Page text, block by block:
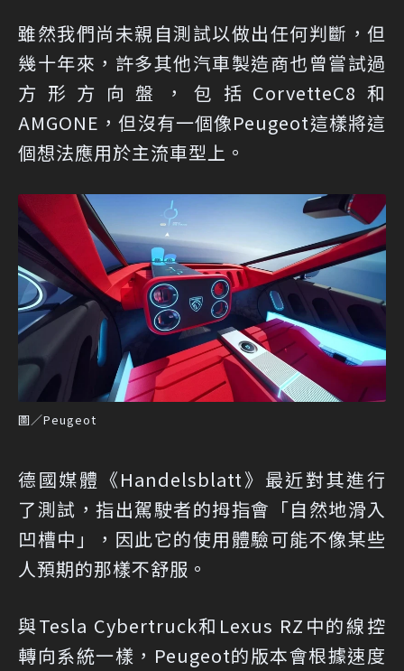
雖然我們尚未親自測試以做出任何判斷，但
幾十年來，許多其他汽車製造商也曾嘗試過
方形方向盤，包括CorvetteC8和
AMGONE，但沒有一個像Peugeot這樣將這
個想法應用於主流車型上。
圖／Peugeot
德國媒體《Handelsblatt》最近對其進行
了測試，指出駕駛者的拇指會「自然地滑入
凹槽中」，因此它的使用體驗可能不像某些
人預期的那樣不舒服。
與Tesla Cybertruck和Lexus RZ中的線控
轉向系統一樣，Peugeot的版本會根據速度